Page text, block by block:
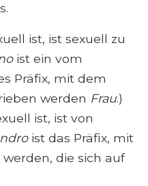
ist, ist sexuell zu
ist ein vom
Präfix, mit dem
werden Frau.)
ist, ist von
ist das Präfix, mit
die sich auf